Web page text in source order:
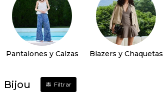
Pantalones y Calzas Blazers y Chaquetas
Bijou